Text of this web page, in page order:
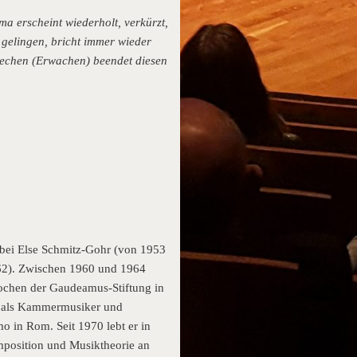
erscheint wiederholt, verkürzt,
bricht immer wieder
(Erwachen) beendet diesen
Else Schmitz-Gohr (von 1953
Zwischen 1960 und 1964
der Gaudeamus-Stiftung in
Kammermusiker und
in Rom. Seit 1970 lebt er in
und Musiktheorie an